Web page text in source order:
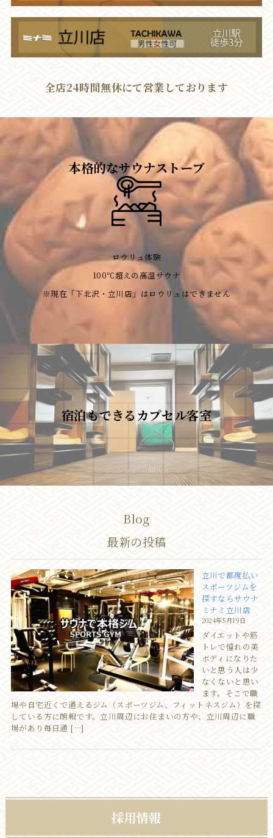
全店24時間無休にて営業しております
本格的なサウナストーブ
ロウリュ体験
100℃超えの高温サウナ
※現在「下北沢・立川店」はロウリュはできません
宿泊もできるカプセル客室
Blog
最新の投稿
立川で都度払い
スポーツジムを
探すならサウナ
ミナミ立川店
2024年5月19日
ダイエットや筋
トレで憧れの美
ボディになりた
いと思う人は少
なくないと思い
ます。そこで職
場や自宅近くで通えるジム（スポーツジム、フィットネスジム）を探
している方に朗報です。立川周辺にお住まいの方や、立川周辺に職
場があり毎日通 […]
採用情報